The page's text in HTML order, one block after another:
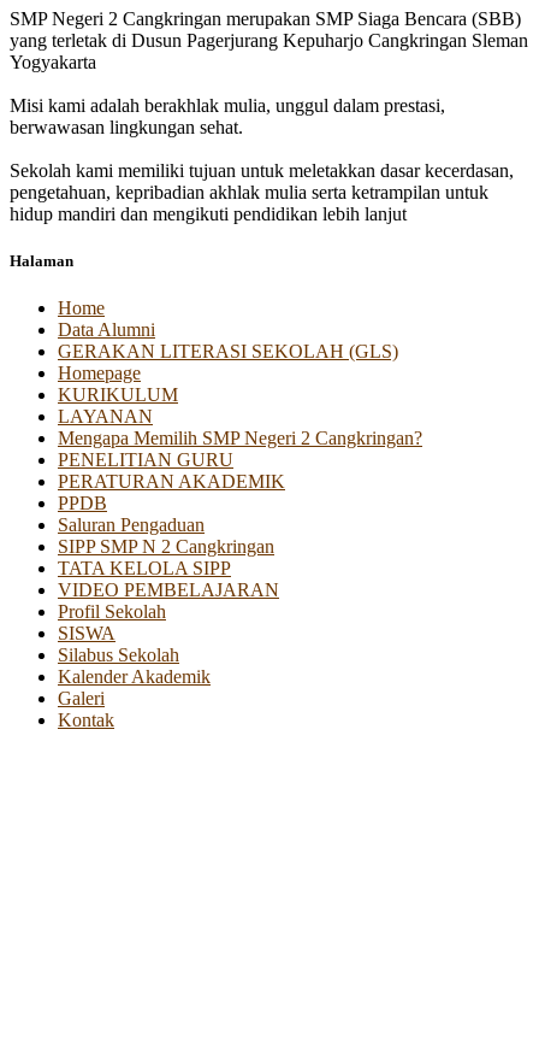
SMP Negeri 2 Cangkringan merupakan SMP Siaga Bencara (SBB)
yang terletak di Dusun Pagerjurang Kepuharjo Cangkringan Sleman
Yogyakarta
Misi kami adalah berakhlak mulia, unggul dalam prestasi,
berwawasan lingkungan sehat.
Sekolah kami memiliki tujuan untuk meletakkan dasar kecerdasan,
pengetahuan, kepribadian akhlak mulia serta ketrampilan untuk
hidup mandiri dan mengikuti pendidikan lebih lanjut
Halaman
Home
Data Alumni
GERAKAN LITERASI SEKOLAH (GLS)
Homepage
KURIKULUM
LAYANAN
Mengapa Memilih SMP Negeri 2 Cangkringan?
PENELITIAN GURU
PERATURAN AKADEMIK
PPDB
Saluran Pengaduan
SIPP SMP N 2 Cangkringan
TATA KELOLA SIPP
VIDEO PEMBELAJARAN
Profil Sekolah
SISWA
Silabus Sekolah
Kalender Akademik
Galeri
Kontak